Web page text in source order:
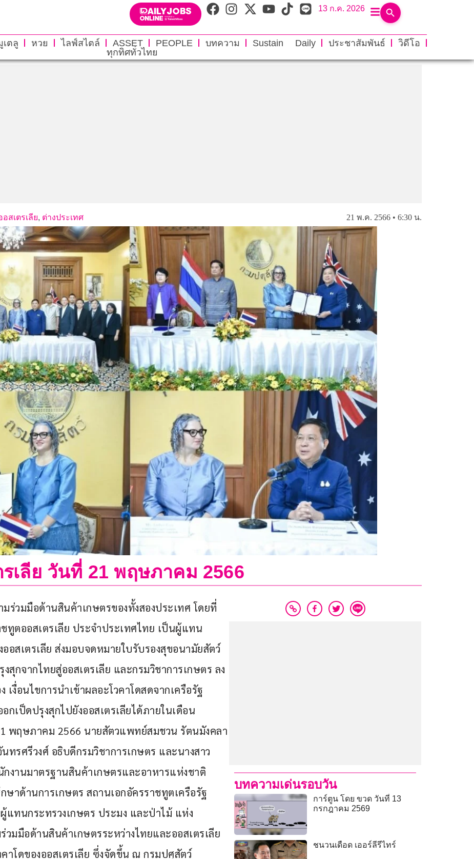
13 ก.ค. 2026
เตลู หวย ไลฟ์สไตล์ ASSET PEOPLE บทความ Sustain Daily ประชาสัมพันธ์
วิดีโอ
ทุกทิศทั่วไทย
สเตรเลีย, ต่างประเทศ 21 พ.ค. 2566 • 6:30 น.
เลีย วันที่ 21 พฤษภาคม 2566
ามร่วมมือด้านสินค้าเกษตรของทั้งสองประเทศ โดยที่
ทูตออสเตรเลีย ประจำประเทศไทย เป็นผู้แทน
อสเตรเลีย ส่งมอบจดหมายใบรับรองสุขอนามัยสัตว์
กจากไทยสู่ออสเตรเลีย และกรมวิชาการเกษตร ลง
งื่อนไขการนำเข้าผลอะโวคาโดสดจากเครือรัฐ
กเป็ดปรุงสุกไปยังออสเตรเลียได้ภายในเดือน
พฤษภาคม 2566 นายสัตวแพทย์สมชวน รัตนมังคลา
รศรีวงศ์ อธิบดีกรมวิชาการเกษตร และนางสาว
งานมาตรฐานสินค้าเกษตรและอาหารแห่งชาติ
าด้านการเกษตร สถานเอกอัครราชทูตเครือรัฐ
แทนกระทรวงเกษตร ประมง และป่าไม้ แห่ง
วมมือด้านสินค้าเกษตรระหว่างไทยและออสเตรเลีย
าโดของออสเตรเลีย ซึ่งจัดขึ้น ณ กรมปศุสัตว์
บทความเด่นรอบวัน
การ์ตูน โดย ขวด วันที่ 13
กรกฎาคม 2569
ชนวนเดือด เออร์ลีรีไทร์